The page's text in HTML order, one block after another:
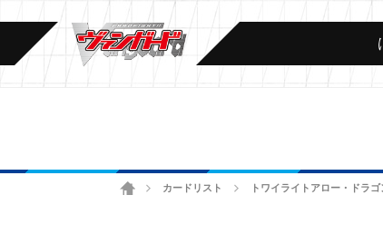
ホームカードリスト トワイライトアロー・ドラゴ